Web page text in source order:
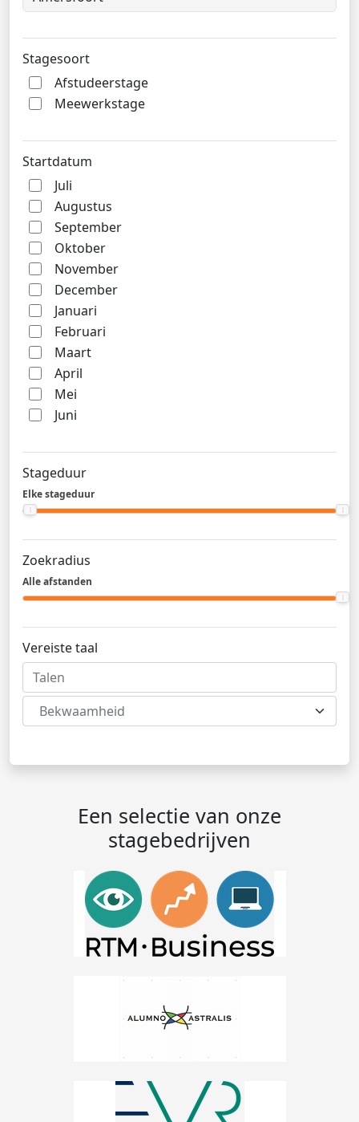
Stagesoort
Afstudeerstage
Meewerkstage
Startdatum
Juli
Augustus
September
Oktober
November
December
Januari
Februari
Maart
April
Mei
Juni
Stageduur
Elke stageduur
Zoekradius
Alle afstanden
Vereiste taal
Bekwaamheid
Een selectie van onze
stagebedrijven